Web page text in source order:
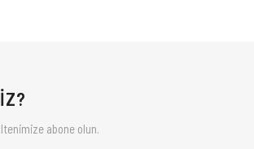
abone olun.